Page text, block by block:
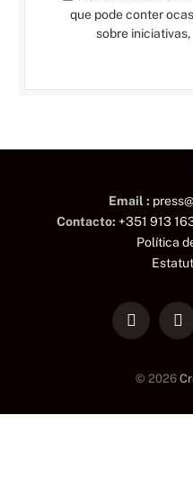
que pode conter
sobre
Email :
Contacto: +351 913
Política
LinkedIn
© 2026